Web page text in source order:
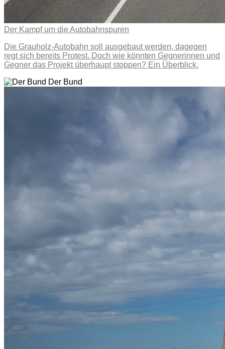
Der Kampf um die Autobahnspuren
Die Grauholz-Autobahn soll ausgebaut werden, dagegen
regt sich bereits Protest. Doch wie könnten Gegnerinnen und
Gegner das Projekt überhaupt stoppen? Ein Überblick.
Der Bund